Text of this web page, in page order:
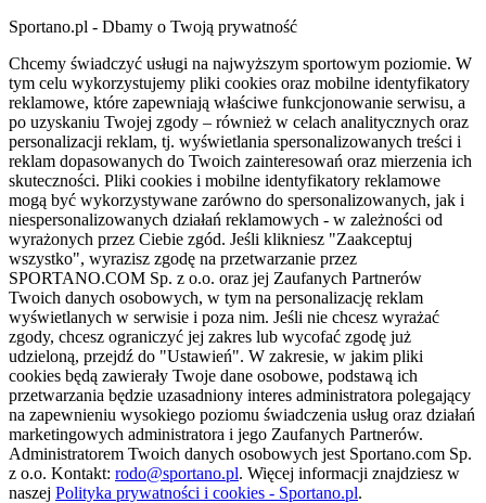
Sportano.pl - Dbamy o Twoją prywatność
Chcemy świadczyć usługi na najwyższym sportowym poziomie. W
tym celu wykorzystujemy pliki cookies oraz mobilne identyfikatory
reklamowe, które zapewniają właściwe funkcjonowanie serwisu, a
po uzyskaniu Twojej zgody – również w celach analitycznych oraz
personalizacji reklam, tj. wyświetlania spersonalizowanych treści i
reklam dopasowanych do Twoich zainteresowań oraz mierzenia ich
skuteczności. Pliki cookies i mobilne identyfikatory reklamowe
mogą być wykorzystywane zarówno do spersonalizowanych, jak i
niespersonalizowanych działań reklamowych - w zależności od
wyrażonych przez Ciebie zgód. Jeśli klikniesz "Zaakceptuj
wszystko", wyrazisz zgodę na przetwarzanie przez
SPORTANO.COM Sp. z o.o. oraz jej Zaufanych Partnerów
Twoich danych osobowych, w tym na personalizację reklam
wyświetlanych w serwisie i poza nim. Jeśli nie chcesz wyrażać
zgody, chcesz ograniczyć jej zakres lub wycofać zgodę już
udzieloną, przejdź do "Ustawień". W zakresie, w jakim pliki
cookies będą zawierały Twoje dane osobowe, podstawą ich
przetwarzania będzie uzasadniony interes administratora polegający
na zapewnieniu wysokiego poziomu świadczenia usług oraz działań
marketingowych administratora i jego Zaufanych Partnerów.
Administratorem Twoich danych osobowych jest Sportano.com Sp.
z o.o. Kontakt: rodo@sportano.pl. Więcej informacji znajdziesz w
naszej Polityka prywatności i cookies - Sportano.pl.